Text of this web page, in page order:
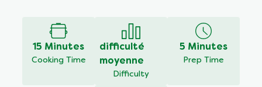
15 Minutes
Cooking Time
difficulté
moyenne
Difficulty
5 Minutes
Prep Time